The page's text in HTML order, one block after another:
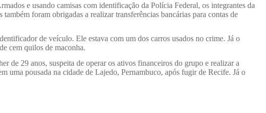
e usando camisas com identificação da Polícia Federal, os integrantes da
foram obrigadas a realizar transferências bancárias para contas de
de veículo. Ele estava com um dos carros usados no crime. Já o
cem quilos de maconha.
de 29 anos, suspeita de operar os ativos financeiros do grupo e realizar a
uma pousada na cidade de Lajedo, Pernambuco, após fugir de Recife. Já o